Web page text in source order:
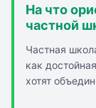
более
большим
каждого
уровень и
На что
частной
Частная
как
хотят